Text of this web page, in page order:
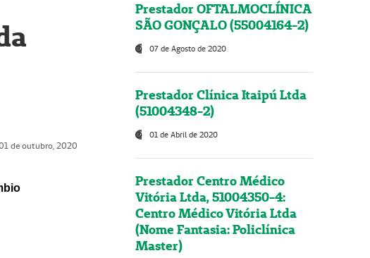
de outubro, 2020
Prestador OFTALMOCLÍNICA
SÃO GONÇALO (55004164-2)
07 de Agosto de 2020
Prestador Clínica Itaipú Ltda
(51004348-2)
01 de Abril de 2020
Prestador Centro Médico
Vitória Ltda, 51004350-4:
Centro Médico Vitória Ltda
(Nome Fantasia: Policlínica
Master)